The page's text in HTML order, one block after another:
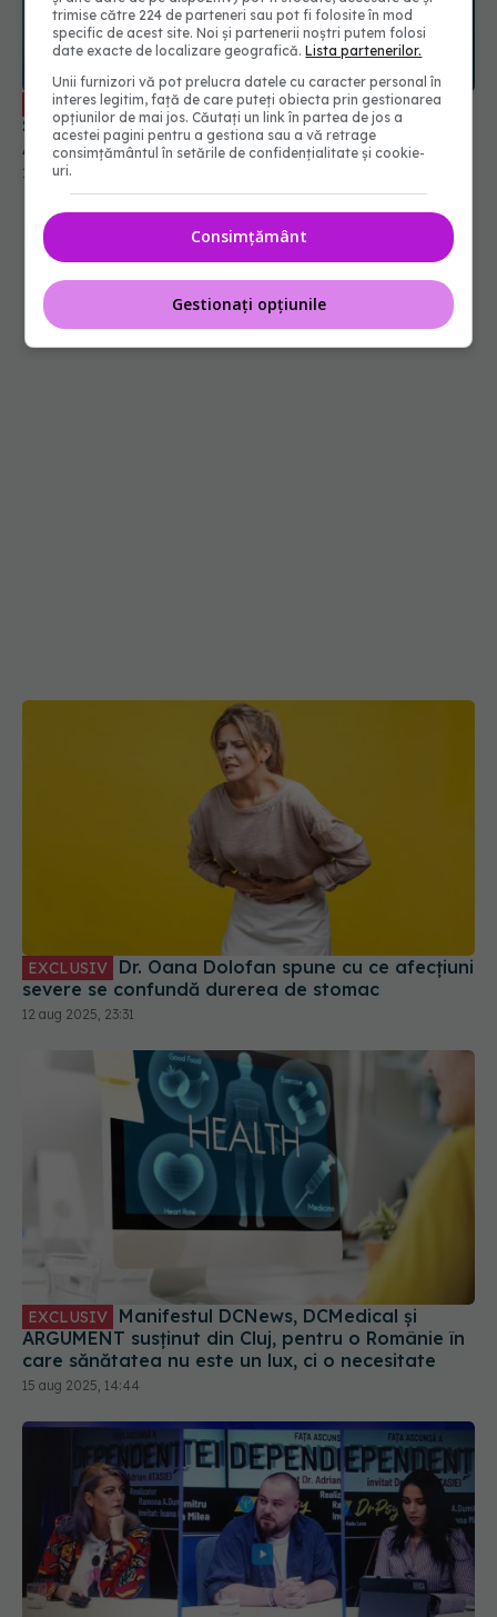
EXCLUSIV Boala varicoasă, simptome și cauze.
Semnul banal care trimite femeile la medic. Dr.
Anca Chitic: Consecințele sunt grave
12 iun 2025, 14:04
EXCLUSIV
severe se confundă durerea de stomac
12 aug 2025, 23:31
EXCLUSIV
ARGUMENT susținut din Cluj, pentru o Românie în
care sănătatea nu este un lux, ci o necesitate
15 aug 2025, 14:44
trimise către 224 de parteneri sau pot fi folosite în mod
specific de acest site. Noi și partenerii noștri putem folosi
date exacte de localizare geografică.Lista partenerilor.
Unii furnizori vă pot prelucra datele cu caracter personal în
interes legitim, față de care puteți obiecta prin gestionarea
opțiunilor de mai jos. Căutați un link în partea de jos a
acestei pagini pentru a gestiona sau a vă retrage
consimțământul în setările de confidențialitate și cookie-
uri.
Consimțământ
Gestionați opțiunile